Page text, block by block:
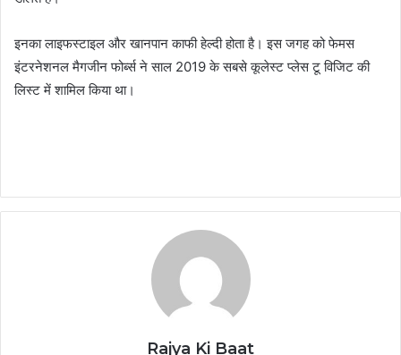
इनका लाइफस्टाइल और खानपान काफी हेल्दी होता है। इस जगह को फेमस
इंटरनेशनल मैगजीन फोर्ब्स ने साल 2019 के सबसे कूलेस्ट प्लेस टू विजिट की
लिस्ट में शामिल किया था।
Rajya Ki Baat